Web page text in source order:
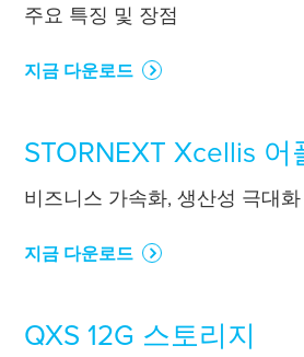
주요 특징 및 장점
지금 다운로드
STORNEXT Xcellis
비즈니스 가속화, 생산성 극대화
지금 다운로드
QXS 12G 스토리지